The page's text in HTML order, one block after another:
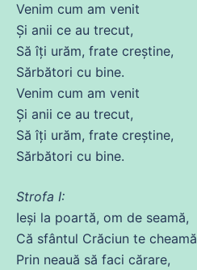
Venim cum am venit
Și anii ce au trecut,
Să îți urăm, frate creștine,
Sărbători cu bine.
Venim cum am venit
Și anii ce au trecut,
Să îți urăm, frate creștine,
Sărbători cu bine.
Strofa I:
Ieși la poartă, om de seamă,
Că sfântul Crăciun te cheamă
Prin neauă să faci cărare,